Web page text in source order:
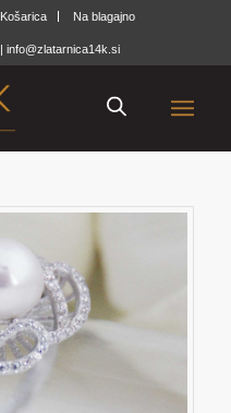
Košarica Na blagajno
|info@zlatarnica14k.si